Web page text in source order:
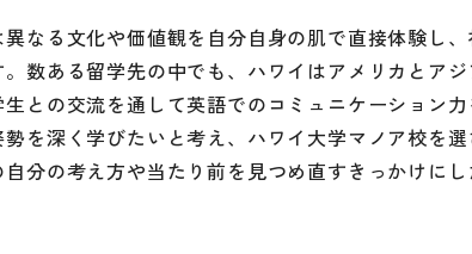
異なる文化や価値観を自分自身の肌で直接体験し
数ある留学先の中でも、ハワイはアメリカとア
との交流を通して英語でのコミュニケーション
を深く学びたいと考え、ハワイ大学マノア校を
分の考え方や当たり前を見つめ直すきっかけにし